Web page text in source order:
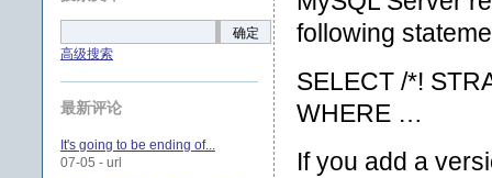
following
SELECT /*!
WHERE …
If you add a
确定
高级搜索
最新评论
It's going to be ending of...
07-05 - url